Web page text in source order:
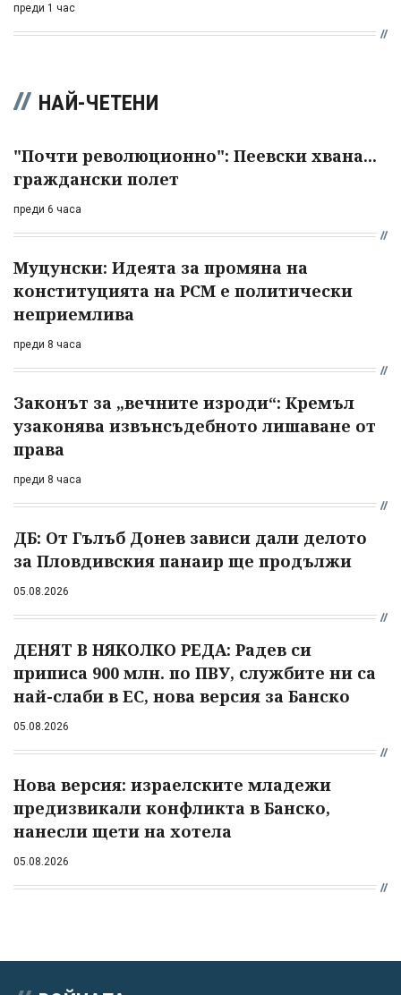
преди 1 час
НАЙ-ЧЕТЕНИ
"Почти революционно": Пеевски хвана...
граждански полет
преди 6 часа
Муцунски: Идеята за промяна на
конституцията на РСМ е политически
неприемлива
преди 8 часа
Законът за „вечните изроди“: Кремъл
узаконява извънсъдебното лишаване от
права
преди 8 часа
ДБ: От Гълъб Донев зависи дали делото
за Пловдивския панаир ще продължи
05.08.2026
ДЕНЯТ В НЯКОЛКО РЕДА: Радев си
приписа 900 млн. по ПВУ, службите ни са
най-слаби в ЕС, нова версия за Банско
05.08.2026
Нова версия: израелските младежи
предизвикали конфликта в Банско,
нанесли щети на хотела
05.08.2026